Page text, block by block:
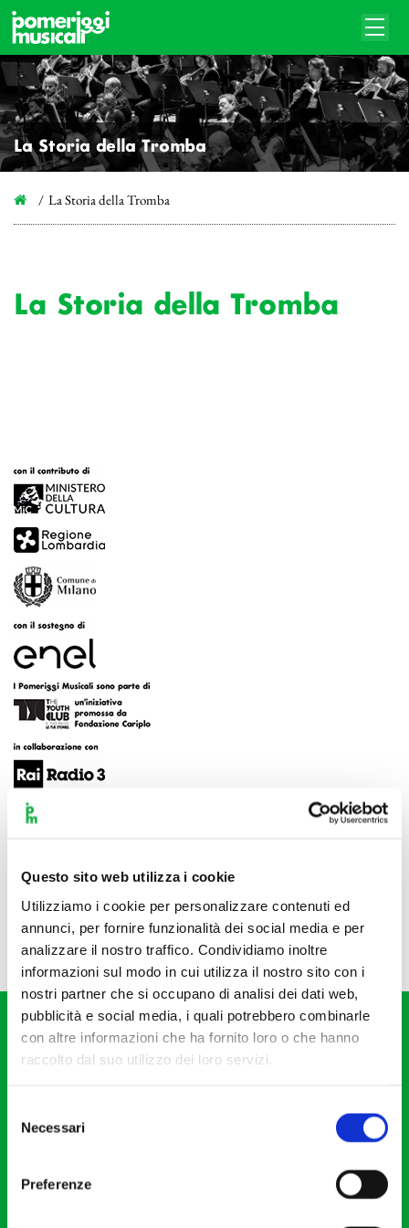
Questo sito web utilizza i cookie
Utilizziamo i cookie per personalizzare contenuti ed
annunci, per fornire funzionalità dei social media e per
analizzare il nostro traffico. Condividiamo inoltre
informazioni sul modo in cui utilizza il nostro sito con i
nostri partner che si occupano di analisi dei dati web,
pubblicità e social media, i quali potrebbero combinarle
con altre informazioni che ha fornito loro o che hanno
raccolto dal suo utilizzo dei loro servizi.
delNecessari
Preferenze
La Storia della Tromba
La Storia della Tromba
La Storia della Tromba
Fondazione I Pomeriggi Musicali
Partita Iva 04410060158